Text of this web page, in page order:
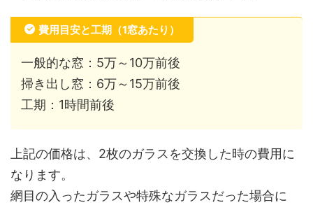
費用目安と工期（1窓あたり）
一般的な窓：5万～10万前後
掃き出し窓：6万～15万前後
工期：1時間前後
上記の価格は、2枚のガラスを交換した時の費用に
なります。
網目の入ったガラスや特殊なガラスだった場合に